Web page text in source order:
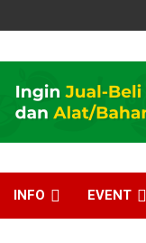
INFO EVENT